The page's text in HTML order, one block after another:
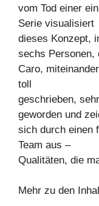
vom Tod einer
Serie visualisiert
dieses Konzept,
sechs Personen,
Caro,
toll
geschrieben,
geworden und
sich durch einen
Team aus –
Qualitäten, die
Mehr zu den